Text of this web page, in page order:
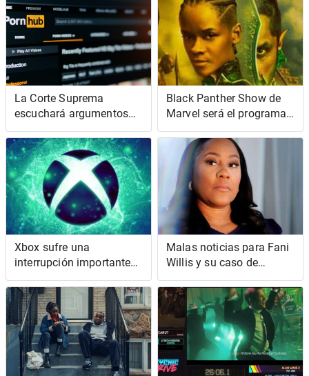
Netflix
encanta
La Corte Suprema
escuchará argumentos
sobre si la ley de Texas
puede determinar sus
hábitos pornográficos
Black Panther Show de
Marvel será el programa
animado más crucial
hasta el momento
Xbox sufre una
interrupción importante
[Actualización: está
funcionando
nuevamente]
Malas noticias para Fani
Willis y su caso de
interferencia electoral de
Trump